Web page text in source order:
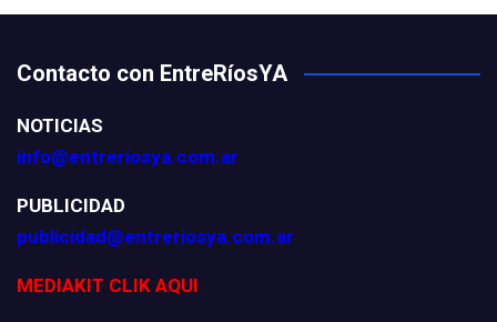
Contacto con EntreRíosYA
NOTICIAS
info@entreriosya.com.ar
PUBLICIDAD
publicidad@entreriosya.com.ar
MEDIAKIT CLIK AQUI